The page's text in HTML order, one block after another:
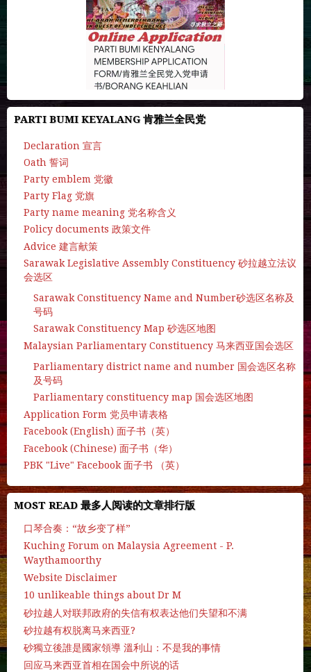
PARTI BUMI KEYALANG 肯雅兰全民党
Declaration 宣言
Oath 誓词
Party emblem 党徽
Party Flag 党旗
Party name meaning 党名称含义
Policy documents 政策文件
Advice 建言献策
Sarawak Legislative Assembly Constituency 砂拉越立法议
会选区
Sarawak Constituency Name and Number砂选区名称及
号码
Sarawak Constituency Map 砂选区地图
Malaysian Parliamentary Constituency 马来西亚国会选区
Parliamentary district name and number 国会选区名称
及号码
Parliamentary constituency map 国会选区地图
Application Form 党员申请表格
Facebook (English) 面子书（英）
Facebook (Chinese) 面子书（华）
PBK "Live" Facebook 面子书 （英）
MOST READ 最多人阅读的文章排行版
口琴合奏：“故乡变了样”
Kuching Forum on Malaysia Agreement - P.
Waythamoorthy
Website Disclaimer
10 unlikeable things about Dr M
砂拉越人对联邦政府的失信有权表达他们失望和不满
砂拉越有权脱离马来西亚?
砂獨立後誰是國家領導 溫利山：不是我的事情
回应马来西亚首相在国会中所说的话